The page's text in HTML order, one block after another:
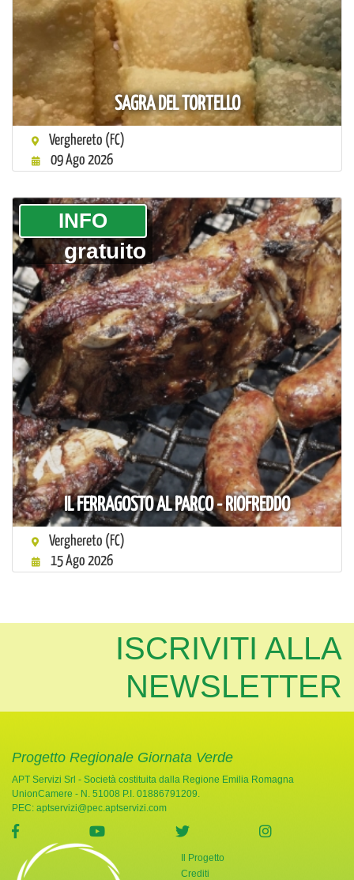
SAGRA DEL TORTELLO
Verghereto (FC)
09 Ago 2026
IL FERRAGOSTO AL PARCO - RIOFREDDO
­INFO
gratuito
Verghereto (FC)
15 Ago 2026
ISCRIVITI ALLA
NEWSLETTER
Progetto Regionale Giornata Verde
APT Servizi Srl - Società costituita dalla Regione Emilia Romagna
UnionCamere - N. 51008 P.I. 01886791209.
PEC: aptservizi@pec.aptservizi.com
visita la pagina Facebook di Giornata Verde
visita la pagina YouTube di Giornata
visita la pagina Twitter di
visita la
Il Progetto
Crediti